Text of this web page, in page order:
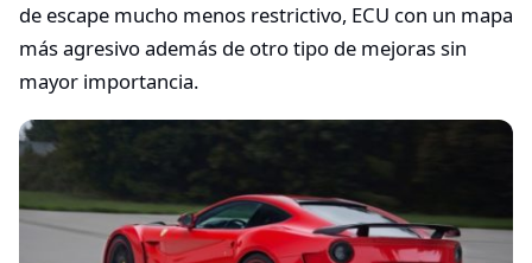
de escape mucho menos restrictivo, ECU con un mapa
más agresivo además de otro tipo de mejoras sin
mayor importancia.